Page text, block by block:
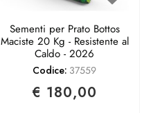
Sementi per Prato Bottos
Maciste 20 Kg - Resistente al
Caldo - 2026
Codice: 37559
€ 180,00